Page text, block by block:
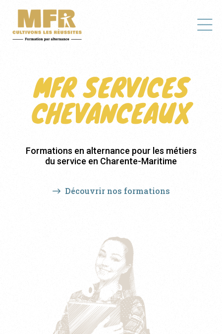
MFR SERVICES
CHEVANCEAUX
Formations en alternance pour les métiers
du service en Charente-Maritime
Découvrir nos formations